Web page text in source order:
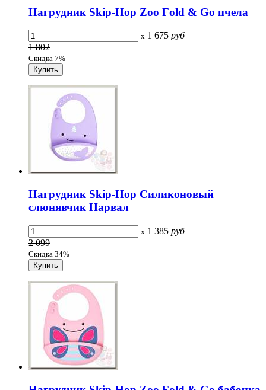
Нагрудник Skip-Hop Zoo Fold & Go пчела
x 1 675 руб
1 802
Скидка 7%
Нагрудник Skip-Hop Силиконовый
слюнявчик Нарвал
x 1 385 руб
2 099
Скидка 34%